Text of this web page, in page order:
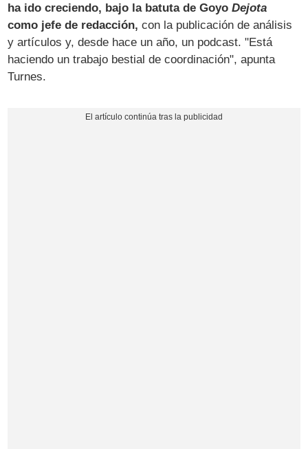
ha ido creciendo, bajo la batuta de GoyoDejota
como jefe de redacción,con la publicación de análisis
y artículos y, desde hace un año, un podcast. "Está
haciendo un trabajo bestial de coordinación", apunta
Turnes.